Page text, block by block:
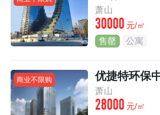
萧山
30000 元/㎡
售罄 公寓
商业不限购 优捷特环保
萧山
28000 元/㎡